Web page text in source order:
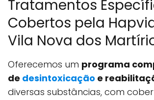
Tratamentos
Cobertos pela
Vila Nova dos
Oferecemos um programa
de desintoxicação e
diversas substâncias, com